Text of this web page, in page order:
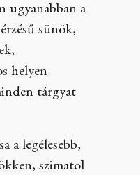
ugyanabban a
sünök,
helyen
tárgyat
a legélesebb,
szimatol